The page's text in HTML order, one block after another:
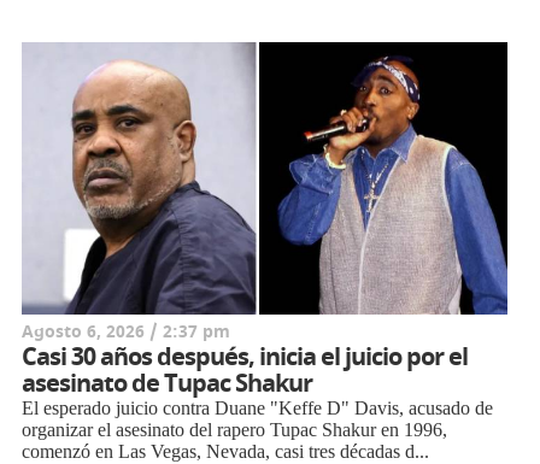
Agosto 6, 2026 / 2:37 pm
Casi 30 años después, inicia el juicio por el
asesinato de Tupac Shakur
El esperado juicio contra Duane "Keffe D" Davis, acusado de
organizar el asesinato del rapero Tupac Shakur en 1996,
comenzó en Las Vegas, Nevada, casi tres décadas d...